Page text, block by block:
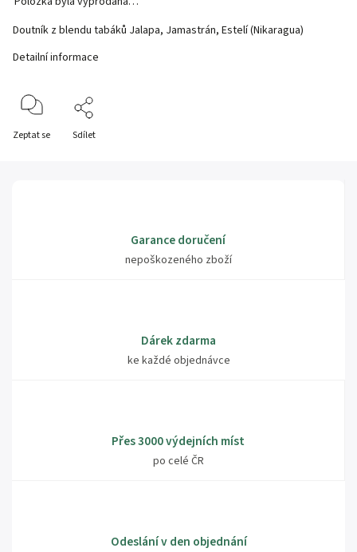
Doutník z blendu tabáků Jalapa, Jamastrán, Estelí (Nikaragua)
Detailní informace
Zeptat se Sdílet
Garance doručení
nepoškozeného zboží
Dárek zdarma
ke každé objednávce
Přes 3000 výdejních míst
po celé ČR
Odeslání v den objednání